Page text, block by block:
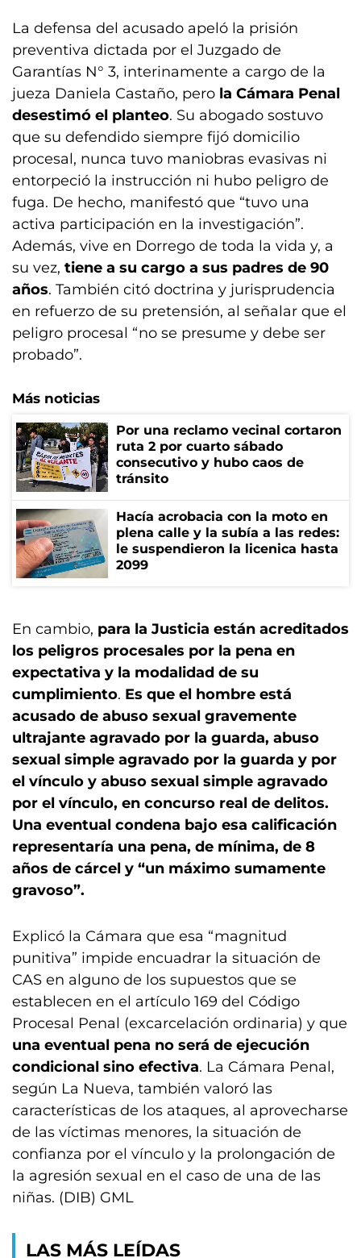
La defensa del acusado apeló la prisión
preventiva dictada por el Juzgado de
Garantías N° 3, interinamente a cargo de la
jueza Daniela Castaño, pero la Cámara Penal
desestimó el planteo. Su abogado sostuvo
que su defendido siempre fijó domicilio
procesal, nunca tuvo maniobras evasivas ni
entorpeció la instrucción ni hubo peligro de
fuga. De hecho, manifestó que “tuvo una
activa participación en la investigación”.
Además, vive en Dorrego de toda la vida y, a
su vez, tiene a su cargo a sus padres de 90
años. También citó doctrina y jurisprudencia
en refuerzo de su pretensión, al señalar que el
peligro procesal “no se presume y debe ser
probado”.
Más noticias
Por una reclamo vecinal cortaron
ruta 2 por cuarto sábado
consecutivo y hubo caos de
tránsito
Hacía acrobacia con la moto en
plena calle y la subía a las redes:
le suspendieron la licenica hasta
2099
En cambio, para la Justicia están acreditados
los peligros procesales por la pena en
expectativa y la modalidad de su
cumplimiento. Es que el hombre está
acusado de abuso sexual gravemente
ultrajante agravado por la guarda, abuso
sexual simple agravado por la guarda y por
el vínculo y abuso sexual simple agravado
por el vínculo, en concurso real de delitos.
Una eventual condena bajo esa calificación
representaría una pena, de mínima, de 8
años de cárcel y “un máximo sumamente
gravoso”.
Explicó la Cámara que esa “magnitud
punitiva” impide encuadrar la situación de
CAS en alguno de los supuestos que se
establecen en el artículo 169 del Código
Procesal Penal (excarcelación ordinaria) y que
una eventual pena no será de ejecución
condicional sino efectiva. La Cámara Penal,
según La Nueva, también valoró las
características de los ataques, al aprovecharse
de las víctimas menores, la situación de
confianza por el vínculo y la prolongación de
la agresión sexual en el caso de una de las
niñas. (DIB) GML
LAS MÁS LEÍDAS